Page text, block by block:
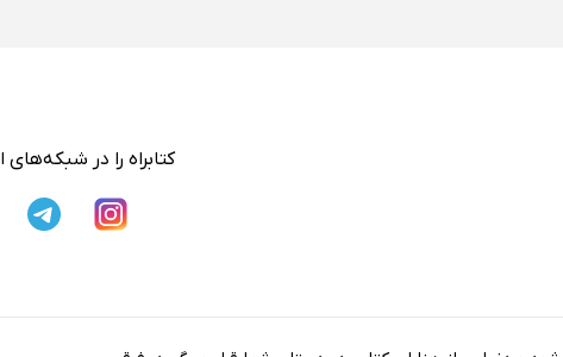
کتابراه را در